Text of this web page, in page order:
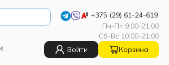
+375 (29) 61-24-619
Пн-Пт 9:00-21:00
Сб-Вс 10:00-21:00
Войти Корзина